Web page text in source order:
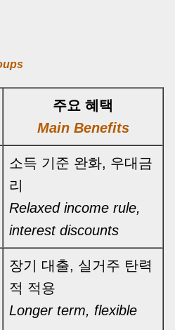
주요 혜택
Main Benefits
소득 기준 완화, 우대금
리
Relaxed income rule,
interest discounts
장기 대출, 실거주 탄력
적 적용
Longer term, flexible